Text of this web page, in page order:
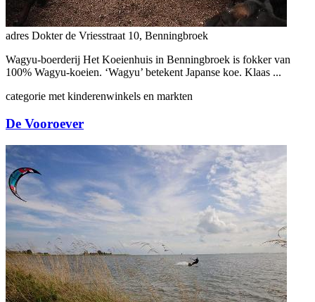
adres Dokter de Vriesstraat 10, Benningbroek
Wagyu-boerderij Het Koeienhuis in Benningbroek is fokker van
100% Wagyu-koeien. ‘Wagyu’ betekent Japanse koe. Klaas ...
categorie met kinderenwinkels en markten
De Vooroever